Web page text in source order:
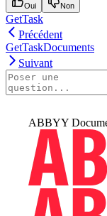
Oui Non
GetTask
Précédent
GetTaskDocuments
Suivant
ABBYY